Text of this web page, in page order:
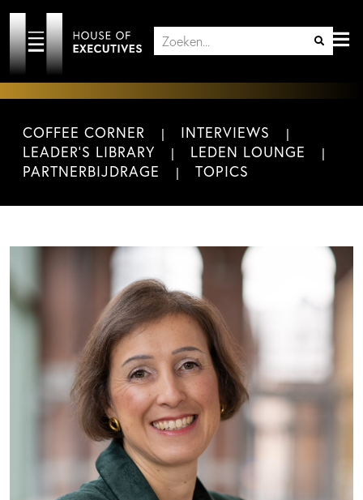
COFFEE CORNER
INTERVIEWS
LEADER'S LIBRARY
LEDEN LOUNGE
PARTNERBIJDRAGE
TOPICS